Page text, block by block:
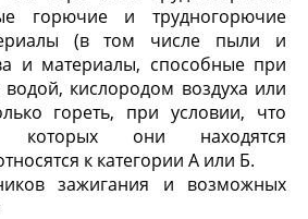
горючие и трудногорючие
(в том числе пыли и
и материалы, способные при
кислородом воздуха или
гореть, при условии, что
они находятся
к категории А или Б.
зажигания и возможных